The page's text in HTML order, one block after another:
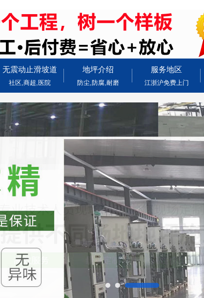
无震动止滑坡道
社区,商超,医院
地坪介绍
防尘,防腐,耐磨
服务地区
江浙沪免费上门